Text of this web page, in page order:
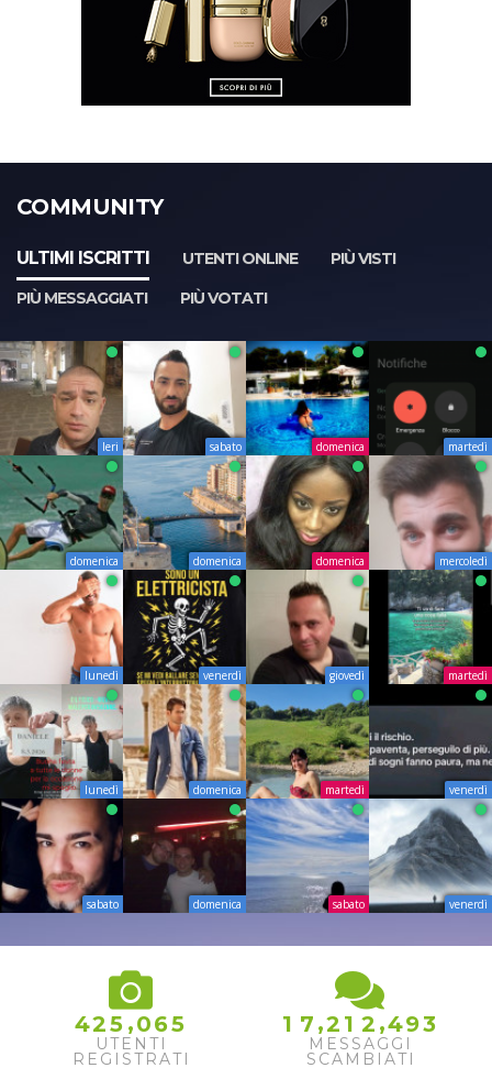
COMMUNITY
ULTIMI ISCRITTI UTENTI ONLINE
PIÙ VISTI
PIÙ MESSAGGIATI
PIÙ VOTATI
Ieri sabato domenica martedì
domenica domenica domenica mercoledì
lunedì venerdì giovedì martedì
lunedì domenica martedì venerdì
sabato domenica sabato venerdì
425 ,065
UTENTI
REGISTRATI
1 7 ,2 1 2 ,493
MESSAGGI
SCAMBIATI